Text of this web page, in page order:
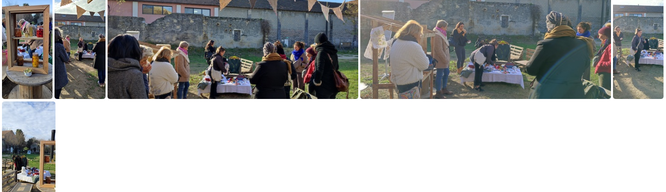
IMG 20241210 103908 IMG 20241210 102910 IMG 20241210 102857 IMG 20241210 102851 IMG 20241210 102818 IMG 20241210 102803 IMG 20241210 102751 IMG 20241210 102743 IMG 20241210 102524
IMG 20241210 102533